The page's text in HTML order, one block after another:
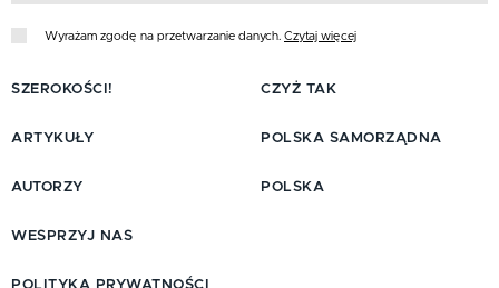
Wyrażam zgodę na przetwarzanie danych. Czytaj więcej
SZEROKOŚCI!
ARTYKUŁY
AUTORZY
CZYŻ TAK
POLSKA SAMORZĄDNA
POLSKA
WESPRZYJ NAS